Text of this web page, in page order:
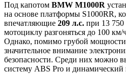
Под капотом BMW M1000R
на основе платформы S1000RR,
впечатляющие 209 л.с. при 13 750
мотоциклу разгоняться до 100 км/
Однако, помимо грубой
значительное внимание
безопасности. Среди них можно
систему ABS Pro и динамический